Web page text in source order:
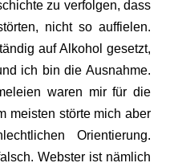
zu verfolgen, dass
nicht so auffielen.
auf Alkohol gesetzt,
ich bin die Ausnahme.
waren mir für die
meisten störte mich aber
Orientierung.
Webster ist nämlich